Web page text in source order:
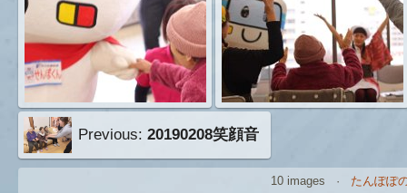
Previous:20190208笑顔音
10 images · たんぽぽ